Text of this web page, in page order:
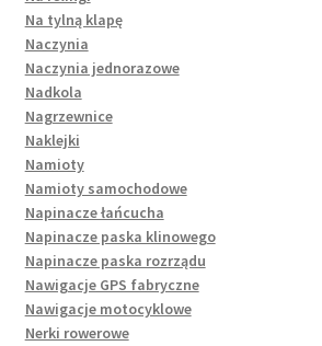
Na tylną klapę
Naczynia
Naczynia jednorazowe
Nadkola
Nagrzewnice
Naklejki
Namioty
Namioty samochodowe
Napinacze łańcucha
Napinacze paska klinowego
Napinacze paska rozrządu
Nawigacje GPS fabryczne
Nawigacje motocyklowe
Nerki rowerowe